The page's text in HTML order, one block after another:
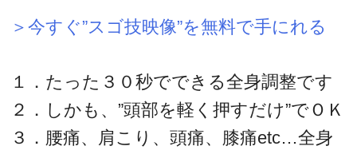
＞今すぐ”スゴ技映像”を無料で手にれる
１．たった３０秒でできる全身調整です
２．しかも、”頭部を軽く押すだけ”でＯＫ
３．腰痛、肩こり、頭痛、膝痛etc…全身